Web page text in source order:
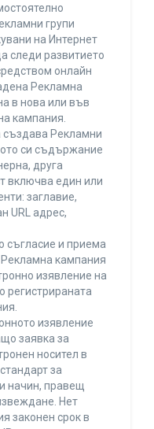
групи
на Интернет
следи развитието
онлайн
Рекламна
в нова или във
кампания.
Рекламни
си съдържание
друга
включва един или
заглавие,
URL адрес,
съгласие и приема
кампания
изявление на
регистрираната
изявление
заявка за
носител в
за
начин, правещ
Нет
законен срок в